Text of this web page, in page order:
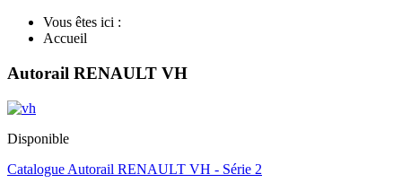
Vous êtes ici :
Accueil
Autorail RENAULT VH
Disponible
Catalogue Autorail RENAULT VH - Série 2